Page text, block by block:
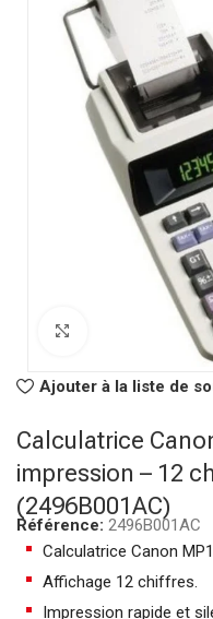
Click to enlarge
Ajouter à la liste de
Calculatrice
impression – 12
(2496B001AC)
Référence: 2496B001AC
Calculatrice Canon
Affichage 12 chiffres.
Impression rapide et